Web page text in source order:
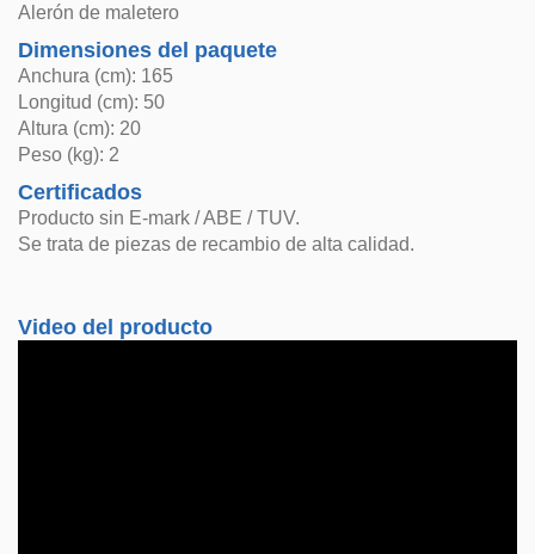
Alerón de maletero
Dimensiones del paquete
Anchura (cm): 165
Longitud (cm): 50
Altura (cm): 20
Peso (kg): 2
Certificados
Producto sin E-mark / ABE / TUV.
Se trata de piezas de recambio de alta calidad.
Video del producto